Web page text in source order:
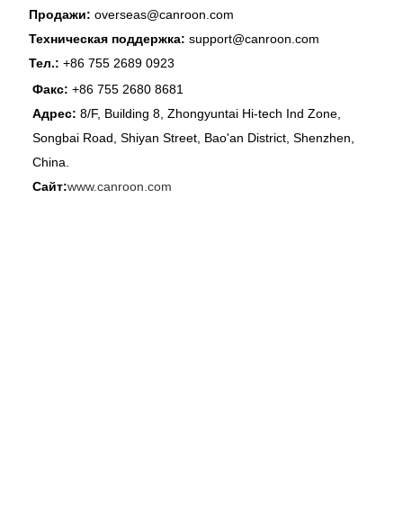
Продажи: overseas@canroon.com
Техническая поддержка: support@canroon.com
Тел.: +86 755 2689 0923
Факс: +86 755 2680 8681
Адрес: 8/F, Building 8, Zhongyuntai Hi-tech Ind Zone,
Songbai Road, Shiyan Street, Bao'an District, Shenzhen,
China.
Сайт:www.canroon.com